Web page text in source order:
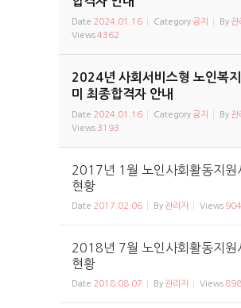
Date 2024.01.16 Category공지 By 관
Views4362
2024년 사회서비스형 노인복
미 최종합격자 안내
Date 2024.01.16 Category공지 By 관
Views 3193
2017년 1월 노인사회활동지원
현황
Date 2017.02.06 By 관리자 Views 904
2018년 7월 노인사회활동지원
현황
Date 2018.08.07 By 관리자 Views 898